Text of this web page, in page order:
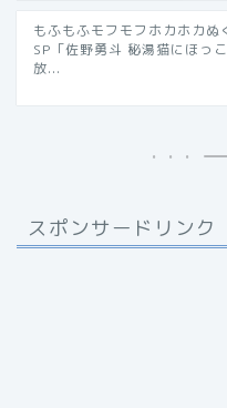
もふもふモフモフホカホカぬ
SP「佐野勇斗 秘湯猫にほっ
放...
スポンサードリンク